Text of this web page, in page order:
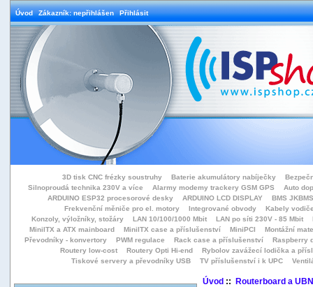
Úvod Zákazník: nepřihlášen Přihlásit
3D tisk CNC frézky soustruhy Baterie akumulátory nabíječky
Silnoproudá technika 230V a více
Alarmy modemy trackery GSM GPS
Auto
ARDUINO ESP32 procesorové desky
ARDUINO LCD DISPLAY
BMS
Frekvenční měniče pro el. motory
Integrované obvody
Kabely
Konzoly, výložníky, stožáry
LAN 10/100/1000 Mbit LAN po síti 230V - 85 Mbit
MiniITX a ATX mainboard
MiniITX case a příslušenství MiniPCI
Montážní
Převodníky - konvertory
PWM regulace Rack case a příslušenství
Raspberry
Routery low-cost
Routery Opti Hi-end
Rybolov zavážecí lodička a přísl
Tiskové servery a převodníky USB
TV příslušenství i k UPC
Úvod:: Routerboard a